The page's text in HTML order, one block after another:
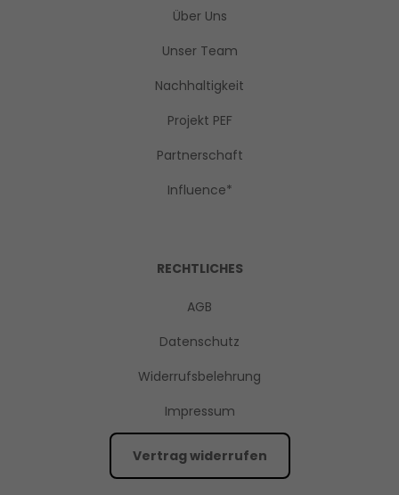
Über Uns
Unser Team
Nachhaltigkeit
Projekt PEF
Partnerschaft
Influence*
RECHTLICHES
AGB
Datenschutz
Widerrufsbelehrung
Impressum
Vertrag widerrufen